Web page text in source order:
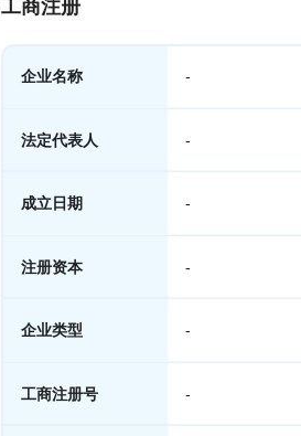
工商注册
企业名称 -
法定代表人 -
成立日期 -
注册资本 -
企业类型 -
工商注册号 -